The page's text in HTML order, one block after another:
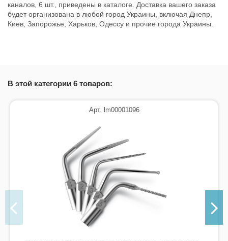
каналов, 6 шт., приведены в каталоге. Доставка вашего заказа
будет организована в любой город Украины, включая Днепр,
Киев, Запорожье, Харьков, Одессу и прочие города Украины.
В этой категории 6 товаров:
Арт. lm00001096